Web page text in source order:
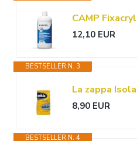
12,10 EUR
BESTSELLER N. 3
8,90 EUR
BESTSELLER N. 4